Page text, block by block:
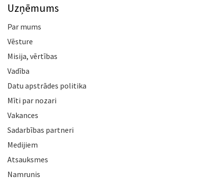
Uzņēmums
Par mums
Vēsture
Misija, vērtības
Vadība
Datu apstrādes politika
Mīti par nozari
Vakances
Sadarbības partneri
Medijiem
Atsauksmes
Namrunis